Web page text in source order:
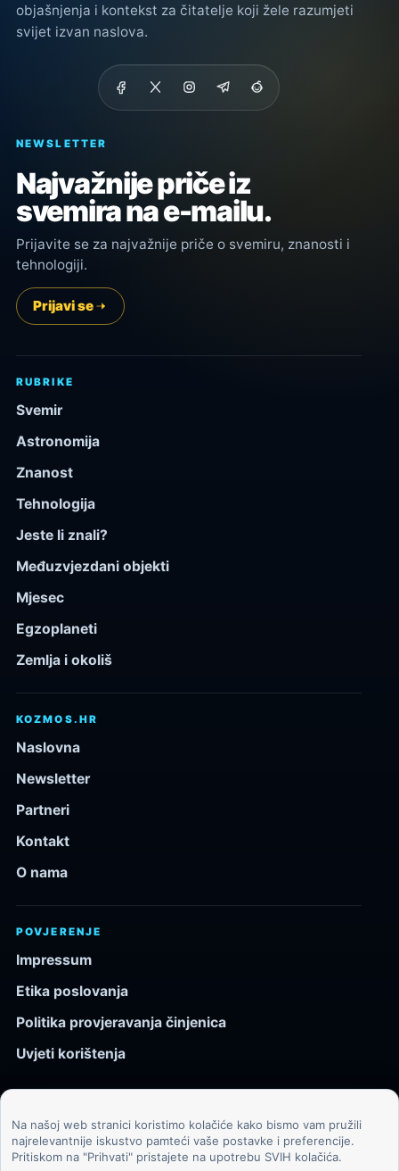
objašnjenja i kontekst za čitatelje koji žele razumjeti
svijet izvan naslova.
NEWSLETTER
Najvažnije priče iz
svemira na e-mailu.
Prijavite se za najvažnije priče o svemiru, znanosti i
tehnologiji.
Prijavi se
RUBRIKE
Svemir
Astronomija
Znanost
Tehnologija
Jeste li znali?
Međuzvjezdani objekti
Mjesec
Egzoplaneti
Zemlja i okoliš
KOZMOS.HR
Naslovna
Newsletter
Partneri
Kontakt
O nama
POVJERENJE
Impressum
Etika poslovanja
Politika provjeravanja činjenica
Uvjeti korištenja
© 2026 Kozmos.hr. Sva prava pridržana.
Svemir, znanost, tehnologija i velike ideje za znatiželjne
Na našoj web stranici koristimo kolačiće kako bismo vam pružili
najrelevantnije iskustvo pamteći vaše postavke i preferencije.
Pritiskom na "Prihvati" pristajete na upotrebu SVIH kolačića.